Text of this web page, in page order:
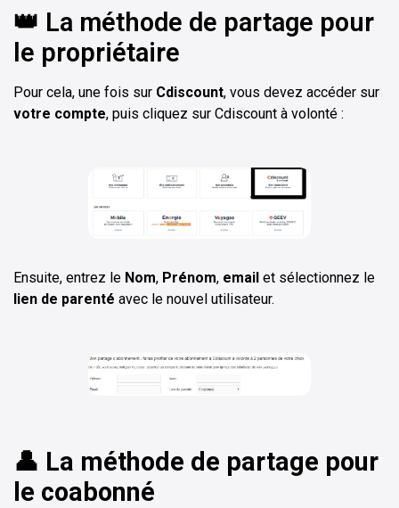
👑 La méthode de partage pour
le propriétaire
Pour cela, une fois sur Cdiscount, vous devez accéder sur
votre compte, puis cliquez sur Cdiscount à volonté :
Ensuite, entrez le Nom, Prénom, email et sélectionnez le
lien de parenté avec le nouvel utilisateur.
👤 La méthode de partage pour
le coabonné